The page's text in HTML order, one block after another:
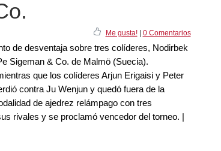
Me gusta!| 0 Comentarios
de desventaja sobre tres colíderes, Nodirbek
Sigeman & Co. de Malmö (Suecia).
que los colíderes Arjun Erigaisi y Peter
contra Ju Wenjun y quedó fuera de la
de ajedrez relámpago con tres
rivales y se proclamó vencedor del torneo. |